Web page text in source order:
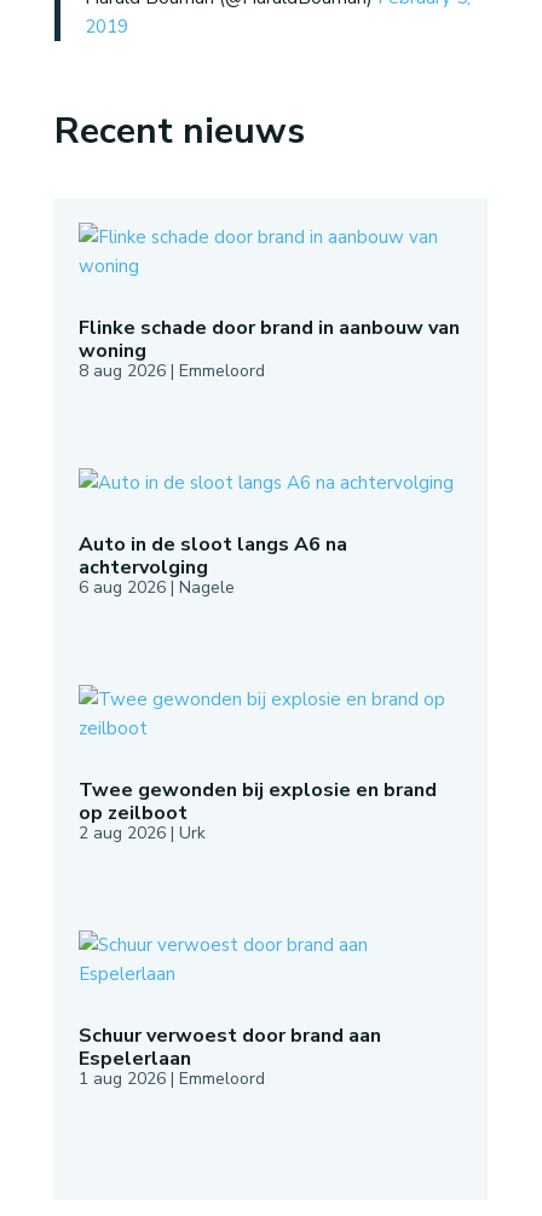
2019
Recent nieuws
Flinke schade door brand in aanbouw van
woning
8 aug 2026| Emmeloord
Auto in de sloot langs A6 na
achtervolging
6 aug 2026| Nagele
Twee gewonden bij explosie en brand
op zeilboot
2 aug 2026| Urk
Schuur verwoest door brand aan
Espelerlaan
1 aug 2026| Emmeloord